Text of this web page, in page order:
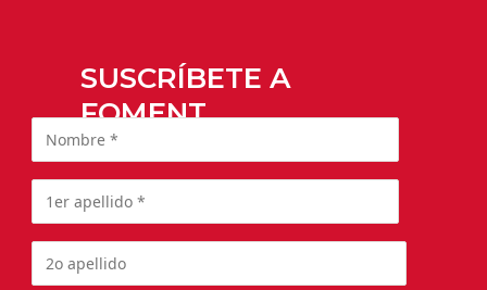
SUSCRÍBETE A
FOMENT